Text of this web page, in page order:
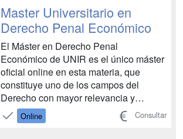
como consecuencia de la mayor
complejidad legislativa que deriva de
dos grande...
Master Universitario en
Derecho Penal Económico
El Máster en Derecho Penal
Económico de UNIR es el único máster
oficial online en esta materia, que
constituye uno de los campos del
Derecho con mayor relevancia y
desarrollo a nivel mundial. Con este
Máster Universitario dominarás los
Online Consultar